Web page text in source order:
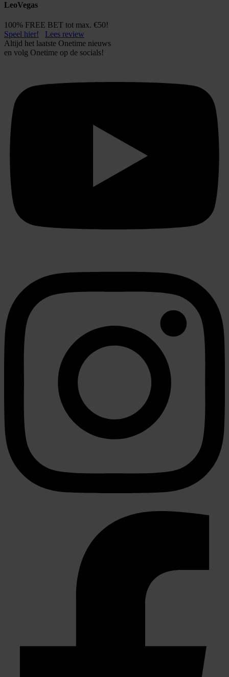
LeoVegas
100% FREE BET tot max. €50!
Speel hier!
Lees review
Altijd het laatste Onetime nieuws
en volg Onetime op de socials!